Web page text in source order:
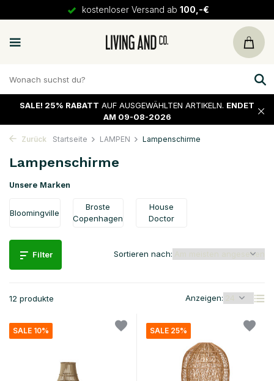
kostenloser Versand ab 100,-€
SALE! 25% RABATT AUF AUSGEWÄHLTEN ARTIKELN. ENDET
AM 09-08-2026
Zurück Startseite LAMPEN Lampenschirme
Lampenschirme
Unsere Marken
Bloomingville
Broste
Copenhagen
House
Doctor
Filter
12 produkte Anzeigen:
Sortieren nach:
SALE 10% SALE 25%